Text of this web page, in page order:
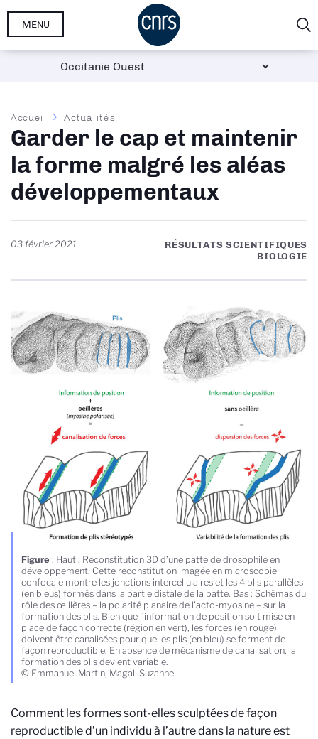
Aller
MENU
Fil
d'Ariane
Accueil Actualités
Garder le cap et maintenir
la forme malgré les aléas
développementaux
03 février 2021
RÉSULTATS SCIENTIFIQUES
BIOLOGIE
Figure : Haut : Reconstitution 3D d’une patte de drosophile en
développement. Cette reconstitution imagée en microscopie
confocale montre les jonctions intercellulaires et les 4 plis parallèles
(en bleus) formés dans la partie distale de la patte. Bas : Schémas du
rôle des œillères – la polarité planaire de l’acto-myosine – sur la
formation des plis. Bien que l’information de position soit mise en
place de façon correcte (région en vert), les forces (en rouge)
doivent être canalisées pour que les plis (en bleu) se forment de
façon reproductible. En absence de mécanisme de canalisation, la
formation des plis devient variable.
© Emmanuel Martin, Magali Suzanne
Comment les formes sont-elles sculptées de façon
reproductible d’un individu à l’autre dans la nature est